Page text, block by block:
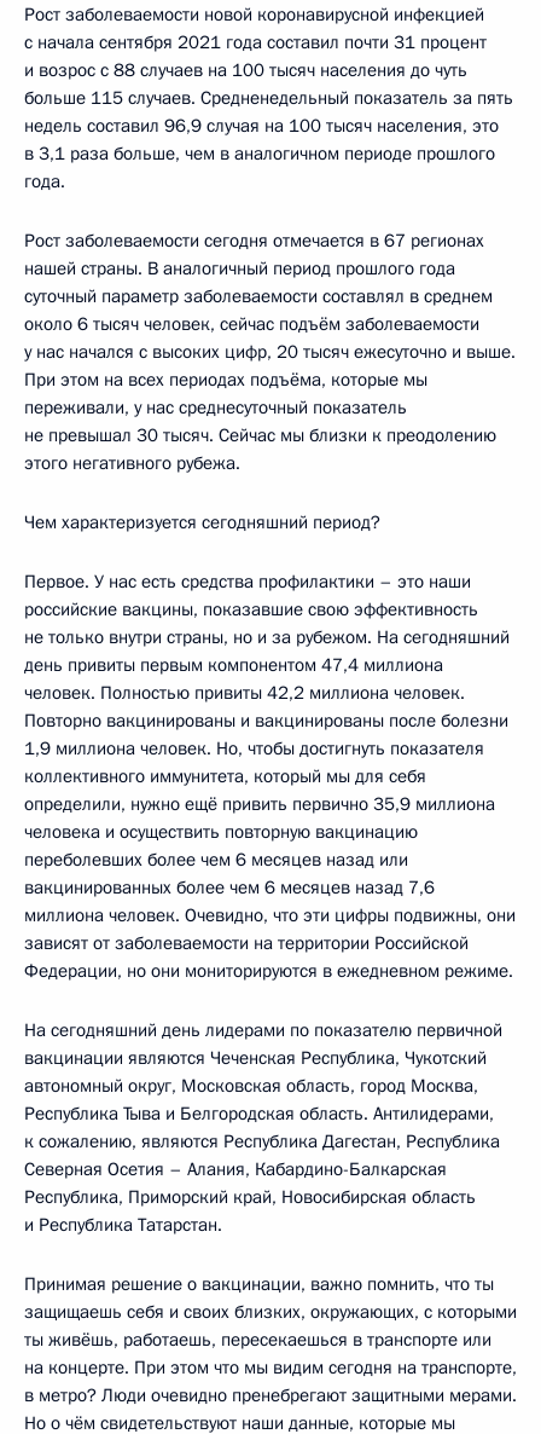
Рост заболеваемости новой коронавирусной инфекцией
с начала сентября 2021 года составил почти 31 процент
и возрос с 88 случаев на 100 тысяч населения до чуть
больше 115 случаев. Средненедельный показатель за пять
недель составил 96,9 случая на 100 тысяч населения, это
в 3,1 раза больше, чем в аналогичном периоде прошлого
года.
Рост заболеваемости сегодня отмечается в 67 регионах
нашей страны. В аналогичный период прошлого года
суточный параметр заболеваемости составлял в среднем
около 6 тысяч человек, сейчас подъём заболеваемости
у нас начался с высоких цифр, 20 тысяч ежесуточно и выше.
При этом на всех периодах подъёма, которые мы
переживали, у нас среднесуточный показатель
не превышал 30 тысяч. Сейчас мы близки к преодолению
этого негативного рубежа.
Чем характеризуется сегодняшний период?
Первое. У нас есть средства профилактики – это наши
российские вакцины, показавшие свою эффективность
не только внутри страны, но и за рубежом. На сегодняшний
день привиты первым компонентом 47,4 миллиона
человек. Полностью привиты 42,2 миллиона человек.
Повторно вакцинированы и вакцинированы после болезни
1,9 миллиона человек. Но, чтобы достигнуть показателя
коллективного иммунитета, который мы для себя
определили, нужно ещё привить первично 35,9 миллиона
человека и осуществить повторную вакцинацию
переболевших более чем 6 месяцев назад или
вакцинированных более чем 6 месяцев назад 7,6
миллиона человек. Очевидно, что эти цифры подвижны, они
зависят от заболеваемости на территории Российской
Федерации, но они мониторируются в ежедневном режиме.
На сегодняшний день лидерами по показателю первичной
вакцинации являются Чеченская Республика, Чукотский
автономный округ, Московская область, город Москва,
Республика Тыва и Белгородская область. Антилидерами,
к сожалению, являются Республика Дагестан, Республика
Северная Осетия – Алания, Кабардино-Балкарская
Республика, Приморский край, Новосибирская область
и Республика Татарстан.
Принимая решение о вакцинации, важно помнить, что ты
защищаешь себя и своих близких, окружающих, с которыми
ты живёшь, работаешь, пересекаешься в транспорте или
на концерте. При этом что мы видим сегодня на транспорте,
в метро? Люди очевидно пренебрегают защитными мерами.
Но о чём свидетельствуют наши данные, которые мы